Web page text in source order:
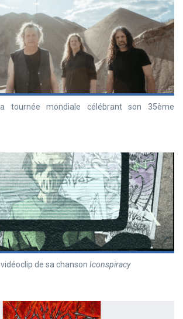
tournée mondiale célébrant son 35ème
de sa chanson Iconspiracy